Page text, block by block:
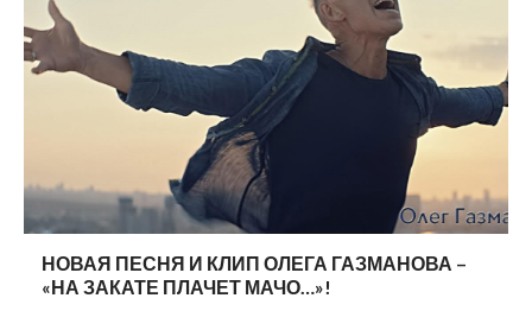
НОВАЯ ПЕСНЯ И КЛИП ОЛЕГА ГАЗМАНОВА –
«НА ЗАКАТЕ ПЛАЧЕТ МАЧО…»!